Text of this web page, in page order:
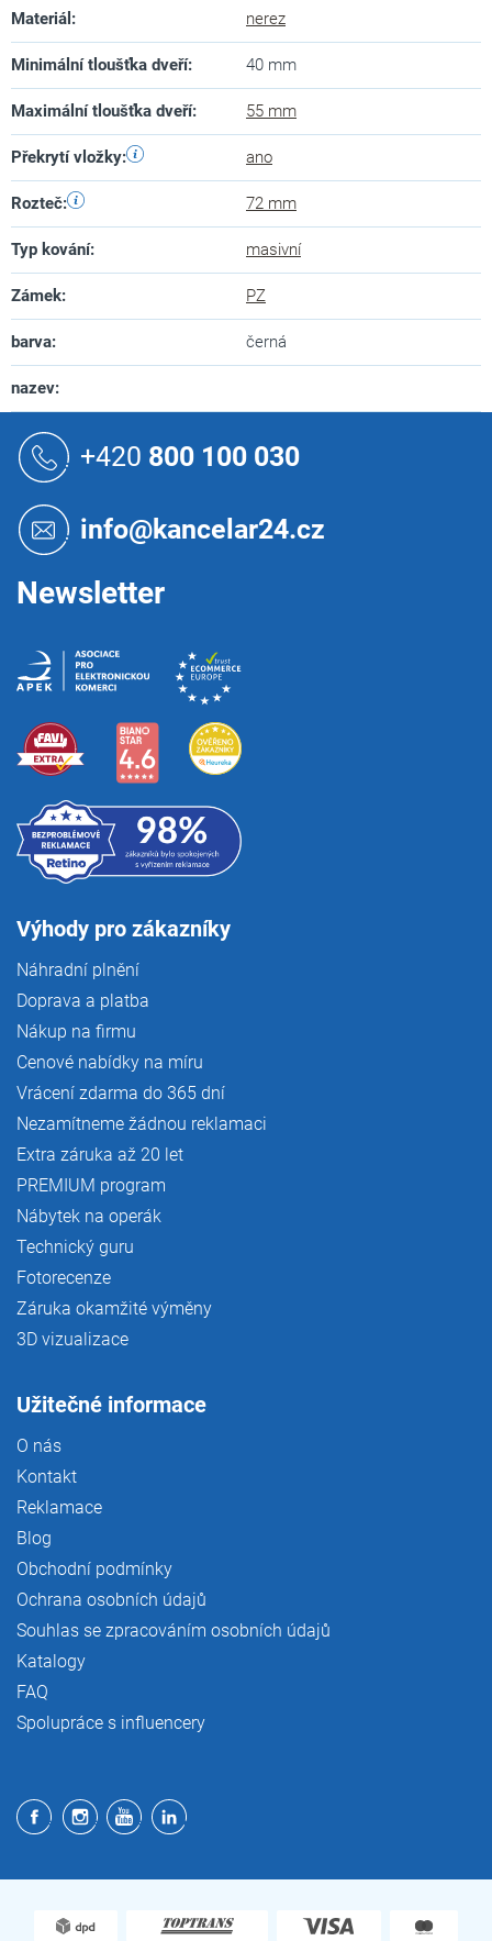
Materiál : nerez
Minimální tloušťka dveří: 40 mm
Maximální tloušťka dveří: 55 mm
Překrytí vložky: ano
Rozteč: 72 mm
Typ kování: masivní
Zámek: PZ
barva: černá
nazev:
+420 800 100 030
info@kancelar24.cz
Newsletter
Výhody pro zákazníky
Náhradní plnění
Doprava a platba
Nákup na firmu
Cenové nabídky na míru
Vrácení zdarma do 365 dní
Nezamítneme žádnou reklamaci
Extra záruka až 20 let
PREMIUM program
Nábytek na operák
Technický guru
Fotorecenze
Záruka okamžité výměny
3D vizualizace
Užitečné informace
O nás
Kontakt
Reklamace
Blog
Obchodní podmínky
Ochrana osobních údajů
Souhlas se zpracováním osobních údajů
Katalogy
FAQ
Spolupráce s influencery